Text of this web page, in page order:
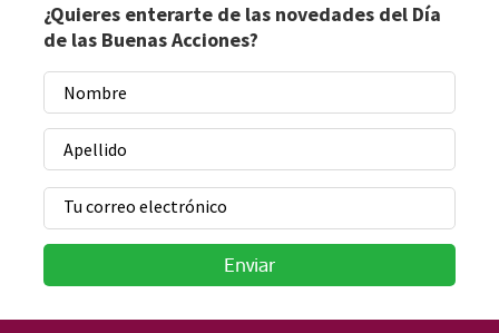
¿Quieres enterarte de las novedades del Día
de las Buenas Acciones?